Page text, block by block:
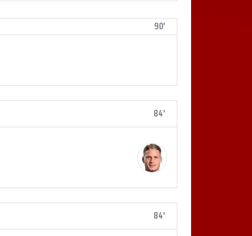
90'
84'
84'